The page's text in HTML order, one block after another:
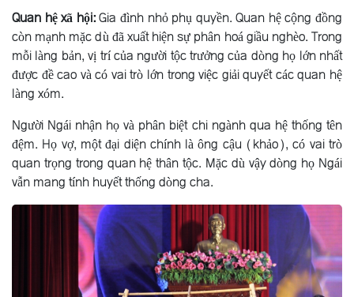
Quan hệ xã hội:Gia đình nhỏ phụ quyền. Quan hệ cộng đồng
còn mạnh mặc dù đã xuất hiện sự phân hoá giầu nghèo. Trong
mỗi làng bản, vị trí của người tộc trưởng của dòng họ lớn nhất
được đề cao và có vai trò lớn trong việc giải quyết các quan hệ
làng xóm.
Người Ngái nhận họ và phân biệt chi ngành qua hệ thống tên
đệm. Họ vợ, một đại diện chính là ông cậu (khảo), có vai trò
quan trọng trong quan hệ thân tộc. Mặc dù vậy dòng họ Ngái
vẫn mang tính huyết thống dòng cha.